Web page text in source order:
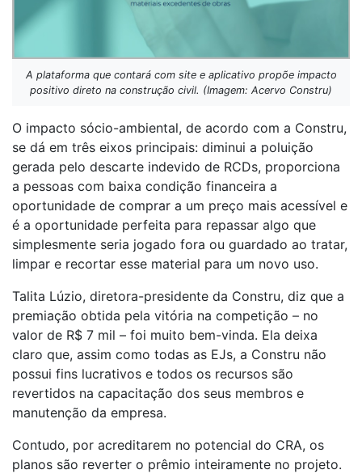
A plataforma que contará com site e aplicativo propõe impacto
positivo direto na construção civil. (Imagem: Acervo Constru)
O impacto sócio-ambiental, de acordo com a Constru,
se dá em três eixos principais: diminui a poluição
gerada pelo descarte indevido de RCDs, proporciona
a pessoas com baixa condição financeira a
oportunidade de comprar a um preço mais acessível e
é a oportunidade perfeita para repassar algo que
simplesmente seria jogado fora ou guardado ao tratar,
limpar e recortar esse material para um novo uso.
Talita Lúzio, diretora-presidente da Constru, diz que a
premiação obtida pela vitória na competição – no
valor de R$ 7 mil – foi muito bem-vinda. Ela deixa
claro que, assim como todas as EJs, a Constru não
possui fins lucrativos e todos os recursos são
revertidos na capacitação dos seus membros e
manutenção da empresa.
Contudo, por acreditarem no potencial do CRA, os
planos são reverter o prêmio inteiramente no projeto.